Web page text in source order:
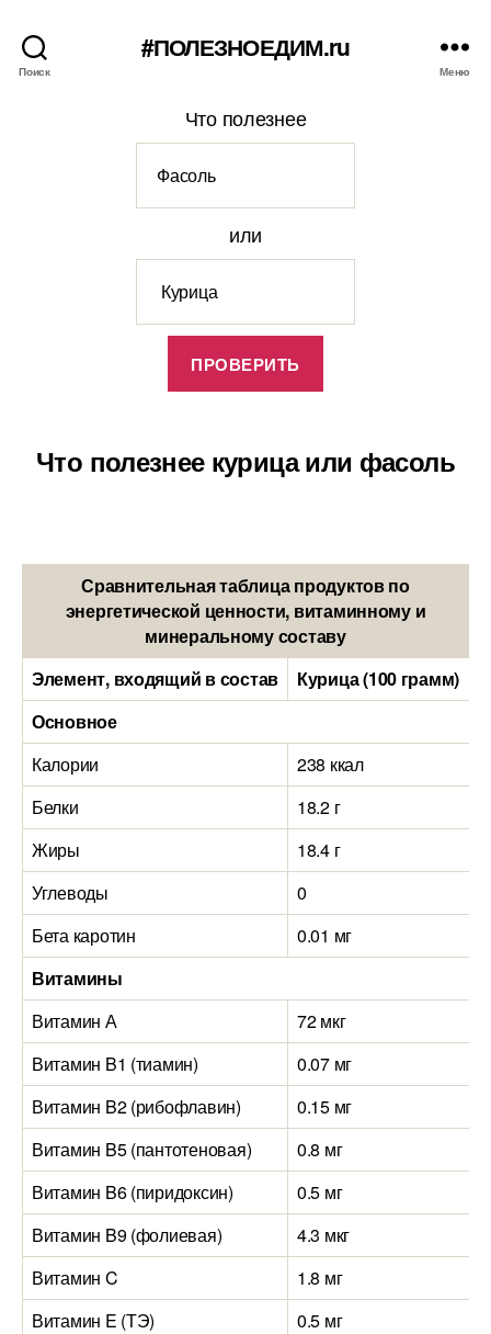
Поиск
#ПОЛЕЗНОЕДИМ.ru
Меню
Что полезнее
или
Что полезнее курица или фасоль
Сравнительная таблица продуктов по
энергетической ценности, витаминному и
минеральному составу
Элемент, входящий в состав
Курица (100 грамм)
Основное
Калории
238 ккал
Белки
18.2 г
Жиры
18.4 г
Углеводы
0
Бета каротин
0.01 мг
Витамины
Витамин А
72 мкг
Витамин B1 (тиамин)
0.07 мг
Витамин B2 (рибофлавин)
0.15 мг
Витамин B5 (пантотеновая)
0.8 мг
Витамин B6 (пиридоксин)
0.5 мг
Витамин B9 (фолиевая)
4.3 мкг
Витамин C
1.8 мг
Витамин E (ТЭ)
0.5 мг